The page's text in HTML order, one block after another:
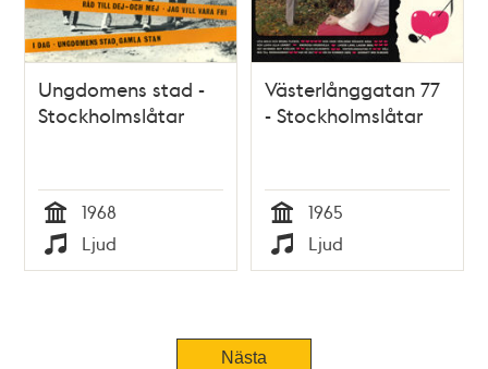
Ungdomens stad -
Stockholmslåtar
Tid
1968
Typ
Ljud
Västerlånggatan 77
- Stockholmslåtar
Tid
1965
Typ
Ljud
TidigareNästa